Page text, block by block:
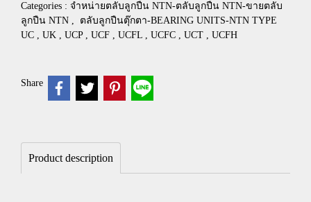
Categories : จำหน่ายตลับลูกปืน NTN-ตลับลูกปืน NTN-ขายตลับ
ลูกปืน NTN ,
ตลับลูกปืนตุ๊กตา-BEARING UNITS-NTN TYPE
UC , UK , UCP , UCF , UCFL , UCFC , UCT , UCFH
Share
Product description